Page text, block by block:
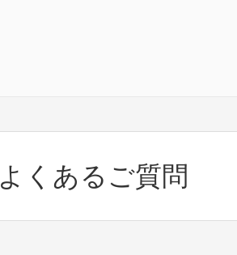
よくあるご質問